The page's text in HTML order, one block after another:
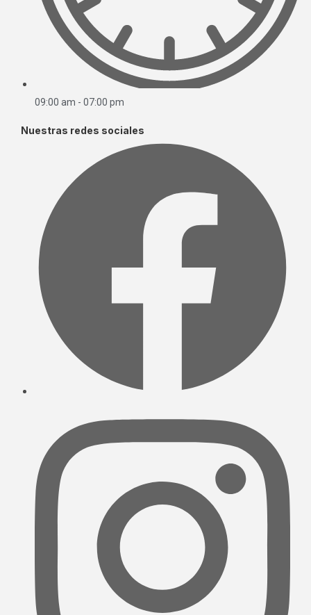
09:00 am - 07:00 pm
Nuestras redes sociales